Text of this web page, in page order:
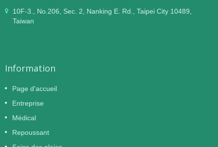
10F-3., No.206, Sec. 2, Nanking E. Rd., Taipei City 10489,
Taiwan
Information
Page d'accueil
Entreprise
Médical
Repoussant